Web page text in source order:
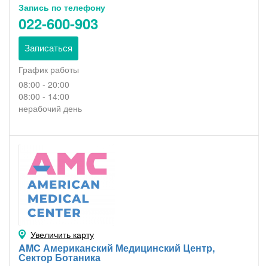
Запись по телефону
022-600-903
Записаться
График работы
08:00 - 20:00
08:00 - 14:00
нерабочий день
Увеличить карту
AMC Американский Медицинский Центр,
Сектор Ботаника